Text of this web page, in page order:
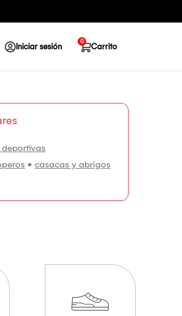
Iniciar sesión Carrito
0
• casacas y abrigos